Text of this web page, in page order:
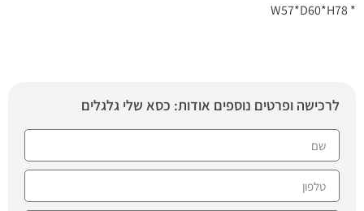
* W57*D60*H78
לרכישה ופרטים נוספים אודות: כסא שלי גלגלים